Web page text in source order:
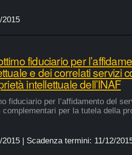
2015
fiduciario per
e dei correlati servizi
intellettuale dell’INAF
fiduciario per l’affidamento del
per la tutela della
2015| Scadenza termini: 11/12/